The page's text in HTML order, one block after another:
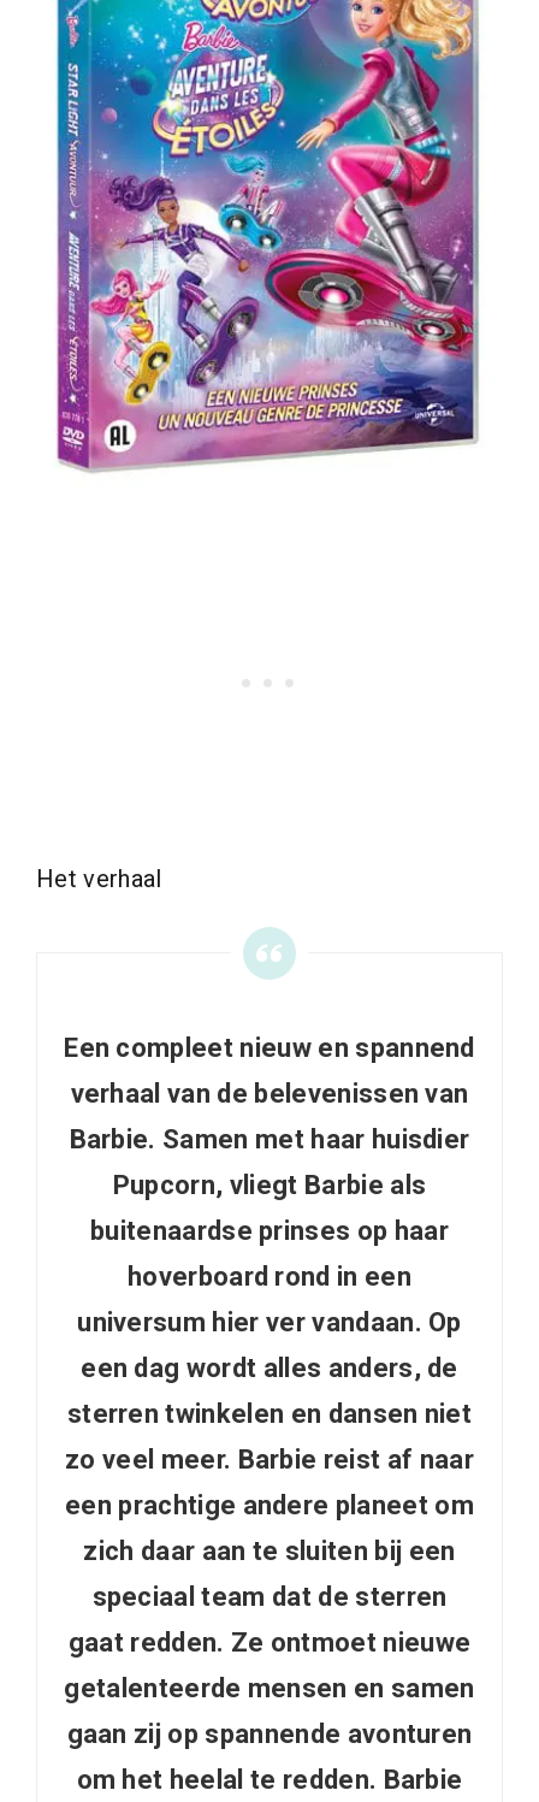
Het verhaal
Een compleet nieuw en spannend
verhaal van de belevenissen van
Barbie. Samen met haar huisdier
Pupcorn, vliegt Barbie als
buitenaardse prinses op haar
hoverboard rond in een
universum hier ver vandaan. Op
een dag wordt alles anders, de
sterren twinkelen en dansen niet
zo veel meer. Barbie reist af naar
een prachtige andere planeet om
zich daar aan te sluiten bij een
speciaal team dat de sterren
gaat redden. Ze ontmoet nieuwe
getalenteerde mensen en samen
gaan zij op spannende avonturen
om het heelal te redden. Barbie